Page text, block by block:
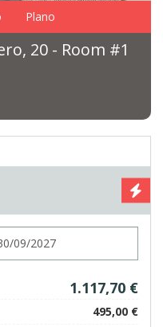
Plano
20 - Room #1
1.117,70 €
495,00 €